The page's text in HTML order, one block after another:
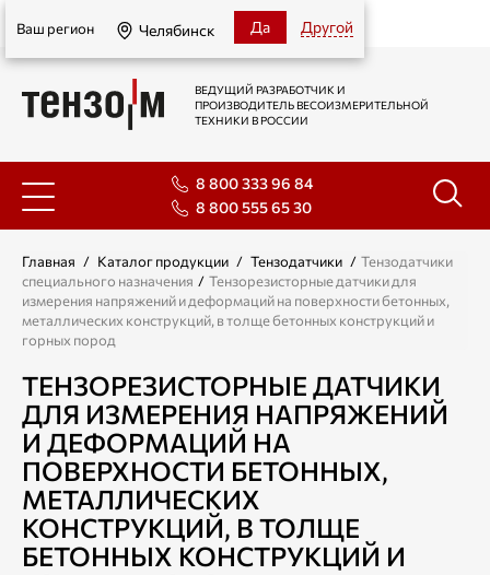
Челябинск
Ваш регион Челябинск Да Другой
ВЕДУЩИЙ РАЗРАБОТЧИК И
ПРОИЗВОДИТЕЛЬ ВЕСОИЗМЕРИТЕЛЬНОЙ
ТЕХНИКИ В РОССИИ
8 800 333 96 84
8 800 555 65 30
Главная / Каталог продукции / Тензодатчики / Тензодатчики
специального назначения / Тензорезисторные датчики для
измерения напряжений и деформаций на поверхности бетонных,
металлических конструкций, в толще бетонных конструкций и
горных пород
ТЕНЗОРЕЗИСТОРНЫЕ ДАТЧИКИ
ДЛЯ ИЗМЕРЕНИЯ НАПРЯЖЕНИЙ
И ДЕФОРМАЦИЙ НА
ПОВЕРХНОСТИ БЕТОННЫХ,
МЕТАЛЛИЧЕСКИХ
КОНСТРУКЦИЙ, В ТОЛЩЕ
БЕТОННЫХ КОНСТРУКЦИЙ И